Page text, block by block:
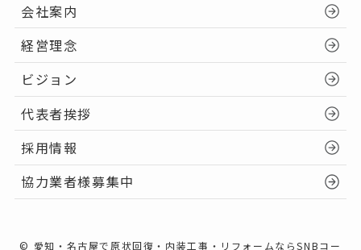
会社案内
経営理念
ビジョン
代表者挨拶
採用情報
協力業者様募集中
© 愛知・名古屋で原状回復・内装工事・リフォームならSNBコー